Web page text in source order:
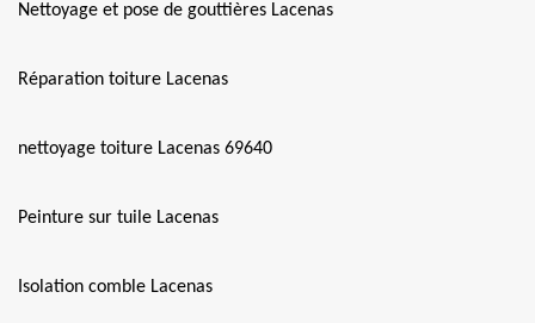
Nettoyage et pose de gouttières Lacenas
Réparation toiture Lacenas
nettoyage toiture Lacenas 69640
Peinture sur tuile Lacenas
Isolation comble Lacenas